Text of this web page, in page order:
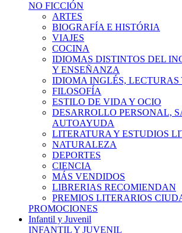
NO FICCIÓN
ARTES
BIOGRAFÍA E HISTÓRIA
VIAJES
COCINA
IDIOMAS DISTINTOS DEL
Y ENSEÑANZA
IDIOMA INGLÉS, LECTURAS
FILOSOFÍA
ESTILO DE VIDA Y OCIO
DESARROLLO PERSONAL,
AUTOAYUDA
LITERATURA Y ESTUDIOS
NATURALEZA
DEPORTES
CIENCIA
MÁS VENDIDOS
LIBRERIAS RECOMIENDAN
PREMIOS LITERARIOS
PROMOCIONES
Infantil y Juvenil
INFANTIL Y JUVENIL